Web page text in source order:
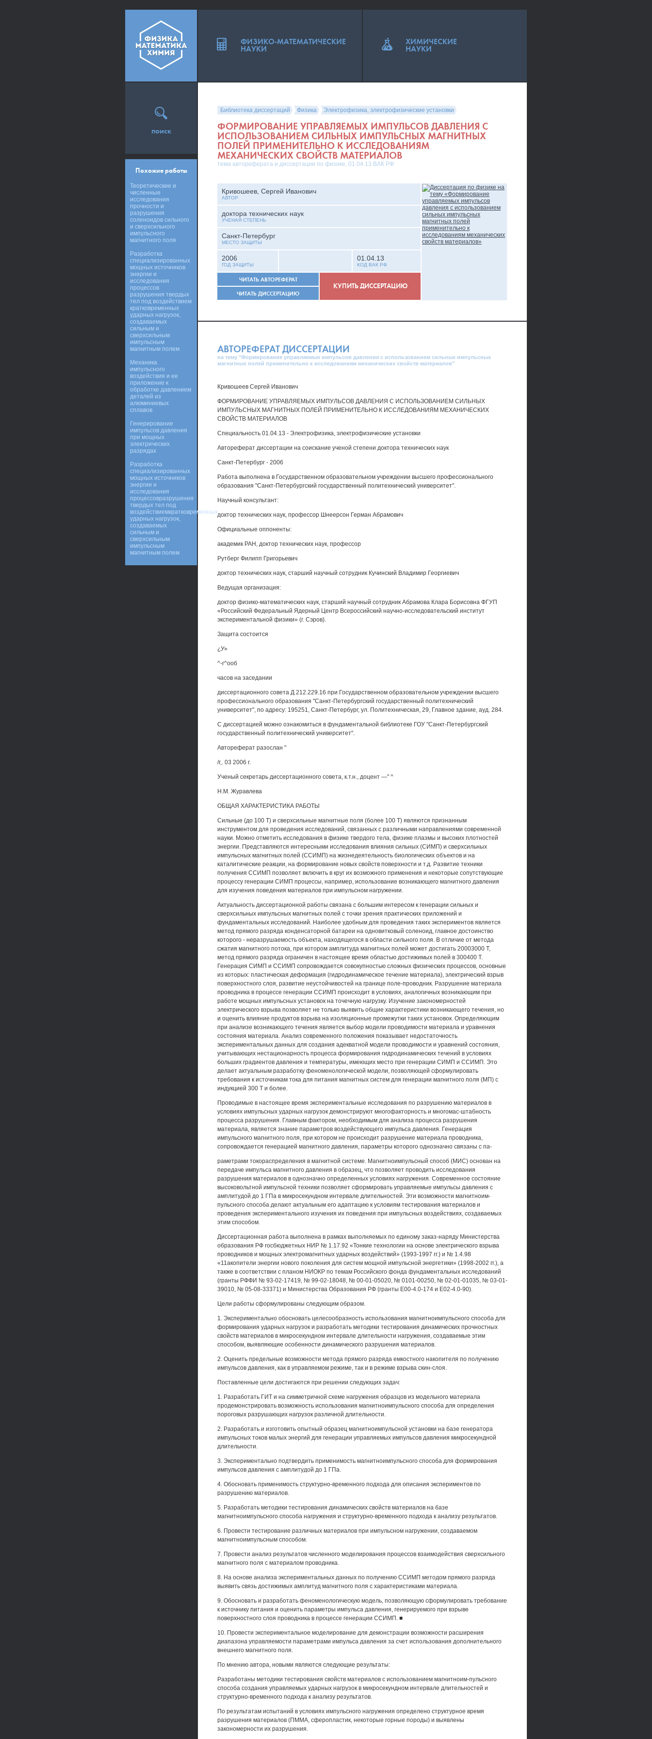
Библиотека диссертаций Физика Электрофизика, электрофизические установки
ФОРМИРОВАНИЕ УПРАВЛЯЕМЫХ ИМПУЛЬСОВ ДАВЛЕНИЯ С
ИСПОЛЬЗОВАНИЕМ СИЛЬНЫХ ИМПУЛЬСНЫХ МАГНИТНЫХ
ПОЛЕЙ ПРИМЕНИТЕЛЬНО К ИССЛЕДОВАНИЯМ
МЕХАНИЧЕСКИХ СВОЙСТВ МАТЕРИАЛОВ
тема автореферата и диссертации по физике, 01.04.13 ВАК РФ
Кривошеев, Сергей Иванович
АВТОР
доктора технических наук
УЧЕНАЯ СТЕПЕНЬ
Санкт-Петербург
МЕСТО ЗАЩИТЫ
2006
ГОД ЗАЩИТЫ
01.04.13
КОД ВАК РФ
ЧИТАТЬ АВТОРЕФЕРАТ
ЧИТАТЬ ДИССЕРТАЦИЮ
КУПИТЬ ДИССЕРТАЦИЮ
АВТОРЕФЕРАТ ДИССЕРТАЦИИ
на тему "Формирование управляемых импульсов давления с использованием сильных импульсных
магнитных полей применительно к исследованиям механических свойств материалов"
Кривошеев Сергей Иванович
ФОРМИРОВАНИЕ УПРАВЛЯЕМЫХ ИМПУЛЬСОВ ДАВЛЕНИЯ С ИСПОЛЬЗОВАНИЕМ СИЛЬНЫХ
ИМПУЛЬСНЫХ МАГНИТНЫХ ПОЛЕЙ ПРИМЕНИТЕЛЬНО К ИССЛЕДОВАНИЯМ МЕХАНИЧЕСКИХ
СВОЙСТВ МАТЕРИАЛОВ
Специальность 01.04.13 - Электрофизика, электрофизические установки
Автореферат диссертации на соискание ученой степени доктора технических наук
Санкт-Петербург - 2006
Работа выполнена в Государственном образовательном учреждении высшего профессионального
образования "Санкт-Петербургский государственный политехнический университет".
Научный консультант:
доктор технических наук, профессор Шнеерсон Герман Абрамович
Официальные оппоненты:
академик РАН, доктор технических наук, профессор
Рутберг Филипп Григорьевич
доктор технических наук, старший научный сотрудник Кучинский Владимир Георгиевич
Ведущая организация:
доктор физико-математических наук, старший научный сотрудник Абрамова Клара Борисовна ФГУП
«Российский Федеральный Ядерный Центр Всероссийский научно-исследовательский институт
экспериментальной физики» (г. Сэров).
Защита состоится
¿У»
^-г^ооб
часов на заседании
диссертационного совета Д 212.229.16 при Государственном образовательном учреждении высшего
профессионального образования "Санкт-Петербургский государственный политехнический
университет", по адресу: 195251, Санкт-Петербург, ул. Политехническая, 29, Главное здание, ауд. 284.
С диссертацией можно ознакомиться в фундаментальной библиотеке ГОУ "Санкт-Петербургский
государственный политехнический университет".
Автореферат разослан "
/г,. 03 2006 г.
Ученый секретарь диссертационного совета, к.т.н., доцент —" ^
Н.М. Журавлева
ОБЩАЯ ХАРАКТЕРИСТИКА РАБОТЫ
Сильные (до 100 Т) и сверхсильные магнитные поля (более 100 Т) являются признанным
инструментом для проведения исследований, связанных с различными направлениями современной
науки. Можно отметить исследования в физике твердого тела, физике плазмы и высоких плотностей
энергии. Представляются интересными исследования влияния сильных (СИМП) и сверхсильных
импульсных магнитных полей (ССИМП) на жизнедеятельность биологических объектов и на
каталитические реакции, на формирование новых свойств поверхности и т.д. Развитие техники
получения ССИМП позволяет включить в круг их возможного применения и некоторые сопутствующие
процессу генерации СИМП процессы, например, использование возникающего магнитного давления
для изучения поведения материалов при импульсном нагружении.
Актуальность диссертационной работы связана с большим интересом к генерации сильных и
сверхсильных импульсных магнитных полей с точки зрения практических приложений и
фундаментальных исследований. Наиболее удобным для проведения таких экспериментов является
метод прямого разряда конденсаторной батареи на одновитковый соленоид, главное достоинство
которого - неразрушаемость объекта, находящегося в области сильного поля. В отличие от метода
сжатия магнитного потока, при котором амплитуда магнитных полей может достигать 20003000 Т,
метод прямого разряда ограничен в настоящее время областью достижимых полей в 300400 Т.
Генерация СИМП и ССИМП сопровождается совокупностью сложных физических процессов, основные
из которых: пластическая деформация (гидродинамическое течение материала), электрический взрыв
поверхностного слоя, развитие неустойчивостей на границе поле-проводник. Разрушение материала
проводника в процессе генерации ССИМП происходит в условиях, аналогичных возникающим при
работе мощных импульсных установок на точечную нагрузку. Изучение закономерностей
электрического взрыва позволяет не только выявить общие характеристики возникающего течения, но
и оценить влияние продуктов взрыва на изоляционные промежутки таких установок. Определяющим
при анализе возникающего течения является выбор модели проводимости материала и уравнения
состояния материала. Анализ современного положения показывает недостаточность
экспериментальных данных для создания адекватной модели проводимости и уравнений состояния,
учитывающих нестационарность процесса формирования гидродинамических течений в условиях
больших градиентов давления и температуры, имеющих место при генерации СИМП и ССИМП. Это
делает актуальным разработку феноменологической модели, позволяющей сформулировать
требования к источникам тока для питания магнитных систем для генерации магнитного поля (МП) с
индукцией 300 Т и более.
Проводимые в настоящее время экспериментальные исследования по разрушению материалов в
условиях импульсных ударных нагрузок демонстрируют многофакторность и многомас-штабность
процесса разрушения. Главным фактором, необходимым для анализа процесса разрушения
материала, является знание параметров воздействующего импульса давления. Генерация
импульсного магнитного поля, при котором не происходит разрушение материала проводника,
сопровождается генерацией магнитного давления, параметры которого однозначно связаны с па-
раметрами токораспределения в магнитной системе. Магнитноимпульсный способ (МИС) основан на
передаче импульса магнитного давления в образец, что позволяет проводить исследования
разрушения материалов в однозначно определенных условиях нагружения. Современное состояние
высоковольтной импульсной техники позволяет сформировать управляемые импульсы давления с
амплитудой до 1 ГПа в микросекундном интервале длительностей. Эти возможности магнитноим-
пульсного способа делают актуальным его адаптацию к условиям тестирования материалов и
проведения экспериментального изучения их поведения при импульсных воздействиях, создаваемых
этим способом.
Диссертационная работа выполнена в рамках выполняемых по единому заказ-наряду Министерства
образования РФ госбюджетных НИР № 1.17.92 «Тонкие технологии на основе электрического взрыва
проводников и мощных электромагнитных ударных воздействий» (1993-1997 гг.) и № 1.4.98
«11акопители энергии нового поколения для систем мощной импульсной энергетики» (1998-2002 гг.), а
также в соответствии с планом НИОКР по темам Российского фонда фундаментальных исследований
(гранты РФФИ № 93-02-17419, № 99-02-18048, № 00-01-05020, № 0101-00250, № 02-01-01035, № 03-01-
39010, № 05-08-33371) и Министерства Образования РФ (гранты Е00-4.0-174 и Е02-4.0-90).
Цели работы сформулированы следующим образом.
1. Экспериментально обосновать целесообразность использования магнитноимпульсного способа для
формирования ударных нагрузок и разработать методики тестирования динамических прочностных
свойств материалов в микросекундном интервале длительности нагружения, создаваемые этим
способом, выявляющие особенности динамического разрушения материалов.
2. Оценить предельные возможности метода прямого разряда емкостного накопителя по получению
импульсов давления, как в управляемом режиме, так и в режиме взрыва скин-слоя.
Поставленные цели достигаются при решении следующих задач:
1. Разработать ГИТ и на симметричной схеме нагружения образцов из модельного материала
продемонстрировать возможность использования магнитноимпульсного способа для определения
пороговых разрушающих нагрузок различной длительности.
2. Разработать и изготовить опытный образец магнитноимпульсной установки на базе генератора
импульсных токов малых энергий для генерации управляемых импульсов давления микросекундной
длительности.
3. Экспериментально подтвердить применимость магнитноимпульсного способа для формирования
импульсов давления с амплитудой до 1 ГПа.
4. Обосновать применимость структурно-временного подхода для описания экспериментов по
разрушению материалов.
5. Разработать методики тестирования динамических свойств материалов на базе
магнитноимпульсного способа нагружения и структурно-временного подхода к анализу результатов.
6. Провести тестирование различных материалов при импульсном нагружении, создаваемом
магнитноимпульсным способом.
7. Провести анализ результатов численного моделирования процессов взаимодействия сверхсильного
магнитного поля с материалом проводника.
8. На основе анализа экспериментальных данных по получению ССИМП методом прямого разряда
выявить связь достижимых амплитуд магнитного поля с характеристиками материала.
9. Обосновать и разработать феноменологическую модель, позволяющую сформулировать требование
к источнику питания и оценить параметры импульса давления, генерируемого при взрыве
поверхностного слоя проводника в процессе генерации ССИМП. ■
10. Провести экспериментальное моделирование для демонстрации возможности расширения
диапазона управляемости параметрами импульса давления за счет использования дополнительного
внешнего магнитного поля.
По мнению автора, новыми являются следующие результаты:
Разработаны методики тестирования свойств материалов с использованием магнитноим-пульсного
способа создания управляемых ударных нагрузок в микросекундном интервале длительностей и
структурно-временного подхода к анализу результатов.
По результатам испытаний в условиях импульсного нагружения определено структурное время
разрушения материалов (ПММА, сферопластик, некоторые горные породы) и выявлены
закономерности их разрушения.
поиск
Похожие работы
Теоретические и
численные
исследования
прочности и
разрушения
соленоидов сильного
и сверхсильного
импульсного
магнитного поля
Разработка
специализированных
мощных источников
энергии и
исследования
процессов
разрушения твердых
тел под воздействием
кратковременных
ударных нагрузок,
создаваемых
сильным и
сверхсильным
импульсным
магнитным полем
Механика
импульсного
воздействия и ее
приложение к
обработке давлением
деталей из
алюминиевых
сплавов
Генерирование
импульсов давления
при мощных
электрических
разрядах
Разработка
специализированных
мощных источников
энергии и
исследования
процессовразрушения
твердых тел под
воздействиемкратковременных
ударных нагрузок,
создаваемых
сильным и
сверхсильным
импульсным
магнитным полем
ФИЗИКО-МАТЕМАТИЧЕСКИЕ
НАУКИ
ХИМИЧЕСКИЕ
НАУКИ